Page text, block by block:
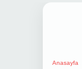
Anasayfa